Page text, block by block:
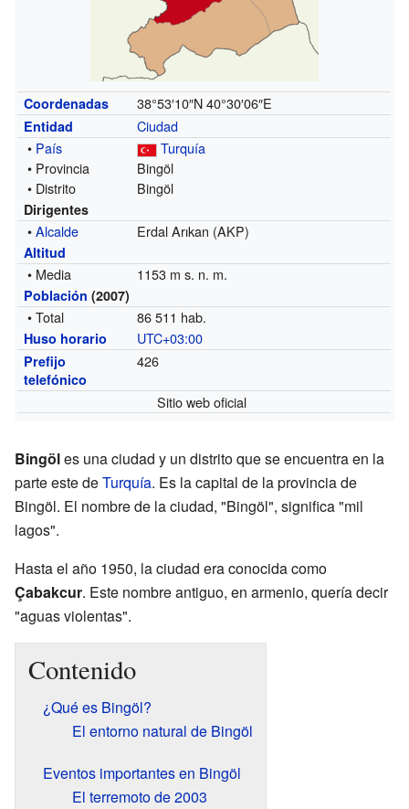
Coordenadas 38°53′10″N 40°30′06″E
Entidad
Ciudad
• País
Turquía
• Provincia
Bingöl
• Distrito
Bingöl
Dirigentes
•Alcalde Erdal Arıkan (AKP)
Altitud
• Media 1153 m s. n. m.
Población (2007)
• Total 86 511 hab.
Huso horario UTC+03:00
Prefijo
telefónico
426
Sitio web oficial
Bingöles una ciudad y un distrito que se encuentra en la
parte este deTurquía. Es la capital de la provincia de
Bingöl. El nombre de la ciudad, "Bingöl", significa "mil
lagos".
Hasta el año 1950, la ciudad era conocida como
Çabakcur. Este nombre antiguo, en armenio, quería decir
"aguas violentas".
Contenido
¿Qué es Bingöl?
El entorno natural de Bingöl
Eventos importantes en Bingöl
El terremoto de 2003